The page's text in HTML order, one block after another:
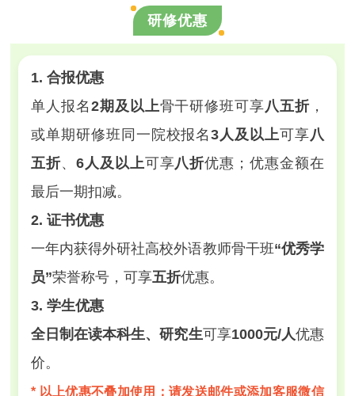
研修优惠
1. 合报优惠
单人报名2期及以上骨干研修班可享八五折，
或单期研修班同一院校报名3人及以上可享八
五折、6人及以上可享八折优惠；优惠金额在
最后一期扣减。
2. 证书优惠
一年内获得外研社高校外语教师骨干班“优秀学
员”荣誉称号，可享五折优惠。
3. 学生优惠
全日制在读本科生、研究生可享1000元/人优惠
价。
* 以上优惠不叠加使用；请发送邮件或添加客服微信